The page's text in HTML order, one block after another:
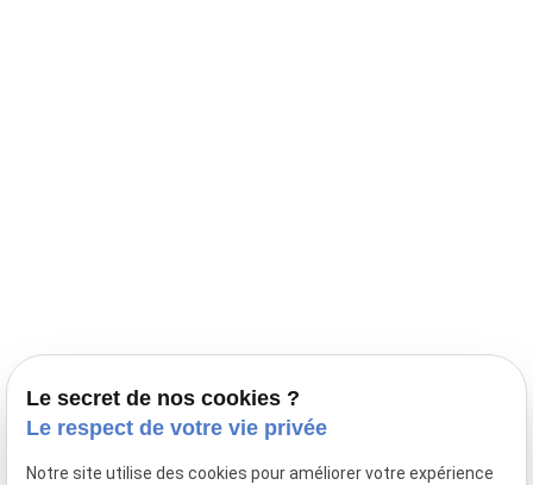
Le secret de nos cookies ?
Le respect de votre vie privée
Notre site utilise des cookies pour améliorer votre expérience